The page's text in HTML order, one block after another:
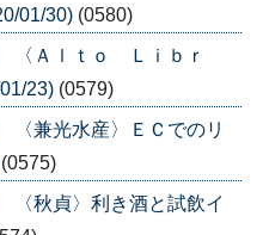
01/30) (0580)
〈Ａｌｔｏ Ｌｉｂｒ
23) (0579)
〈兼光水産〉ＥＣでのリ
(0575)
〈秋貞〉利き酒と試飲イ